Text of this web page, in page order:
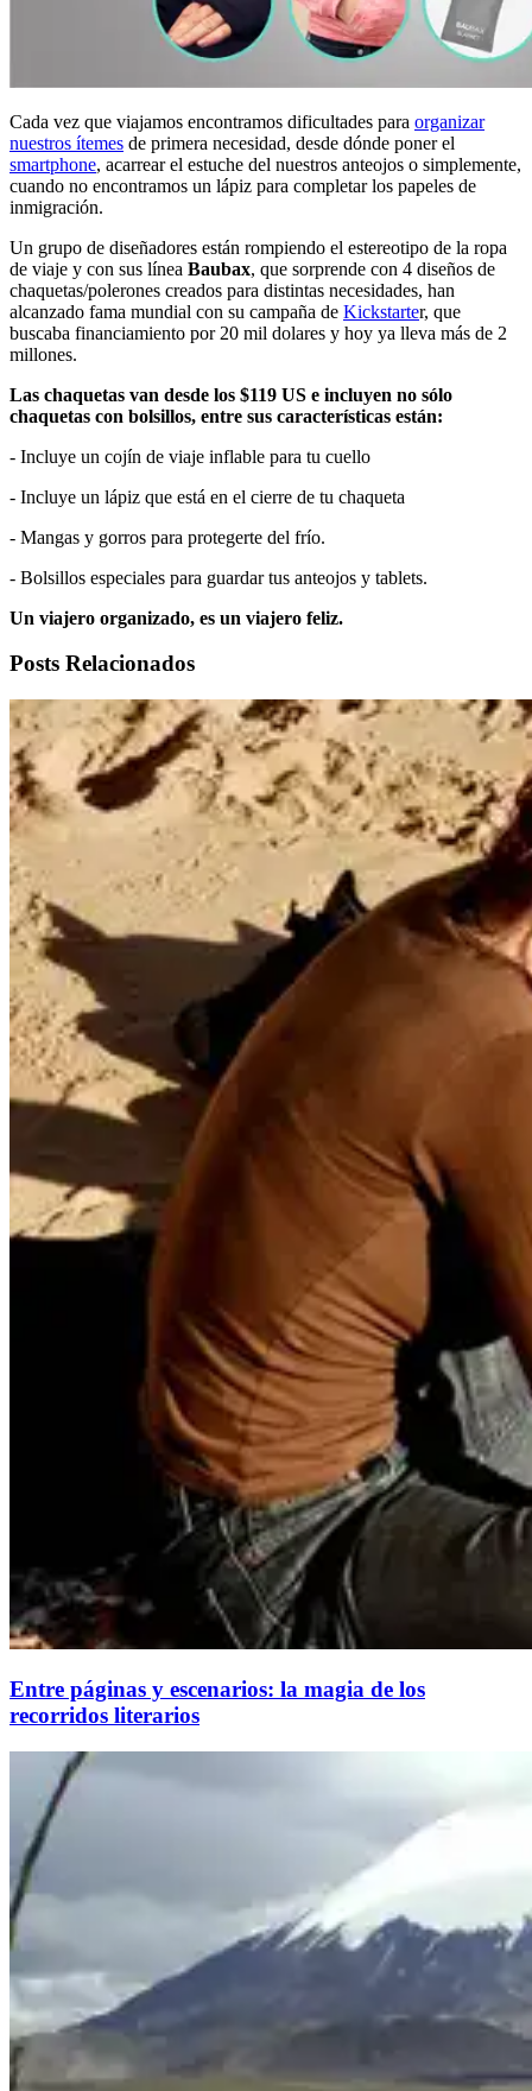
Cada vez que viajamos encontramos dificultades para organizar
nuestros ítemes de primera necesidad, desde dónde poner el
smartphone, acarrear el estuche del nuestros anteojos o simplemente,
cuando no encontramos un lápiz para completar los papeles de
inmigración.
Un grupo de diseñadores están rompiendo el estereotipo de la ropa
de viaje y con sus línea Baubax, que sorprende con 4 diseños de
chaquetas/polerones creados para distintas necesidades, han
alcanzado fama mundial con su campaña de Kickstarter, que
buscaba financiamiento por 20 mil dolares y hoy ya lleva más de 2
millones.
Las chaquetas van desde los $119 US e incluyen no sólo
chaquetas con bolsillos, entre sus características están:
- Incluye un cojín de viaje inflable para tu cuello
- Incluye un lápiz que está en el cierre de tu chaqueta
- Mangas y gorros para protegerte del frío.
- Bolsillos especiales para guardar tus anteojos y tablets.
Un viajero organizado, es un viajero feliz.
Posts Relacionados
Entre páginas y escenarios: la magia de los
recorridos literarios